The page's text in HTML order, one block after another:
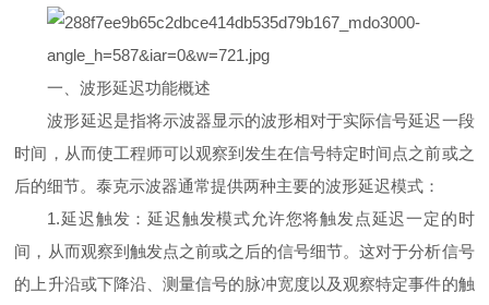
一、波形延迟功能概述
波形延迟是指将示波器显示的波形相对于实际信号延迟一段
时间，从而使工程师可以观察到发生在信号特定时间点之前或之
后的细节。泰克示波器通常提供两种主要的波形延迟模式：
1.延迟触发：延迟触发模式允许您将触发点延迟一定的时
间，从而观察到触发点之前或之后的信号细节。这对于分析信号
的上升沿或下降沿、测量信号的脉冲宽度以及观察特定事件的触